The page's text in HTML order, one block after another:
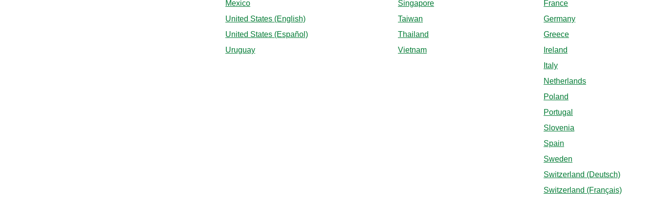
Mexico
United States (English)
United States (Español)
Uruguay
Singapore
Taiwan
Thailand
Vietnam
France
Germany
Greece
Ireland
Italy
Netherlands
Poland
Portugal
Slovenia
Spain
Sweden
Switzerland (Deutsch)
Switzerland (Français)